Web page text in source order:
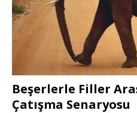
Beşerlerle Filler
Çatışma Senaryosu